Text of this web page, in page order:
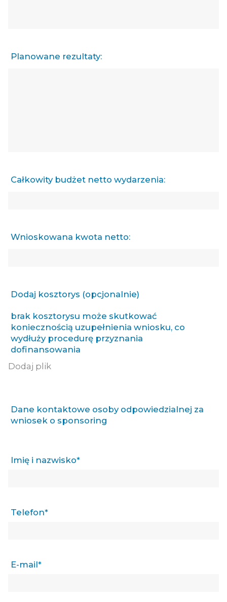
Planowane rezultaty:
Całkowity budżet netto wydarzenia:
Wnioskowana kwota netto:
Dodaj kosztorys (opcjonalnie)
brak kosztorysu może skutkować
koniecznością uzupełnienia wniosku, co
wydłuży procedurę przyznania
dofinansowania
Dodaj plik
Dane kontaktowe osoby odpowiedzialnej za
wniosek o sponsoring
Imię i nazwisko*
Telefon*
E-mail*